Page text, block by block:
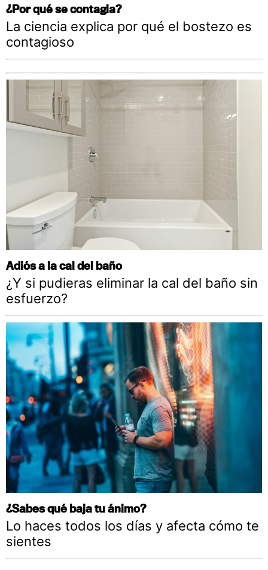
¿Por qué se contagia?
La ciencia explica por qué el bostezo es
contagioso
Adiós a la cal del baño
¿Y si pudieras eliminar la cal del baño sin
esfuerzo?
¿Sabes qué baja tu ánimo?
Lo haces todos los días y afecta cómo te
sientes